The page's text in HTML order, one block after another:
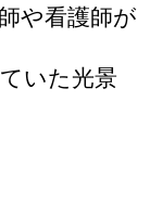
や看護師が
いた光景